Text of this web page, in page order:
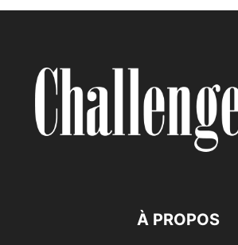
À PROPOS